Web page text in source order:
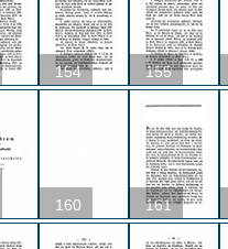
154 155
160 161